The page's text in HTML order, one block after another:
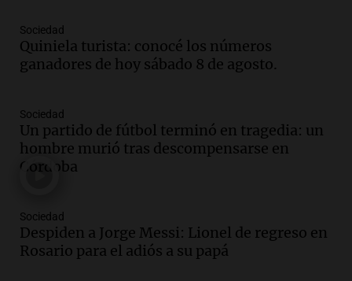
Audio.Joan Gaspart: "Sin Jorge, no sé si
Messi hubiera llegado adonde llegó"
Audio.El orgullo y el sueño argentino de
Jorge Messi en una entrevista con Rony
Vargas en 2007
Audio.El abuelo de Agostina Vega, tras
las nuevas detenciones: "En esa casa
Sociedad
Quiniela turista: conocé los números
ganadores de hoy sábado 8 de agosto.
Sociedad
Un partido de fútbol terminó en tragedia: un
hombre murió tras descompensarse en
Córdoba
Sociedad
Despiden a Jorge Messi: Lionel de regreso en
Rosario para el adiós a su papá